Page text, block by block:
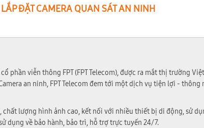
LẮP ĐẶT CAMERA QUAN SÁT AN NINH
phần viễn thông FPT (FPT Telecom), được ra mắt thị trường
an ninh, FPT Telecom đem tới một dịch vụ tiện lợi - thông
chất lượng hình ảnh cao, kết nối với nhiều thiết bị di động, sử
dụng về bảo hành, bảo trì, hỗ trợ trực tuyến 24/7.